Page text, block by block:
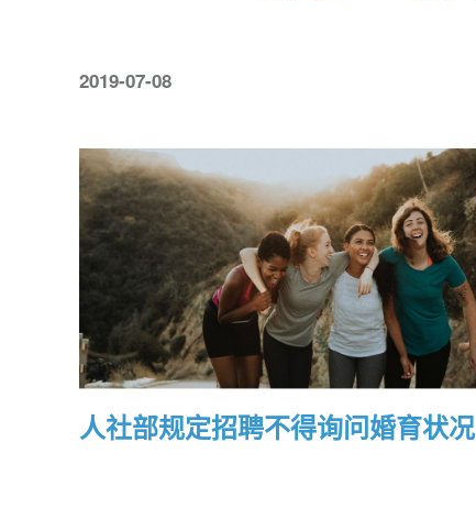
2019-07-08
人社部规定招聘不得询问婚育状况